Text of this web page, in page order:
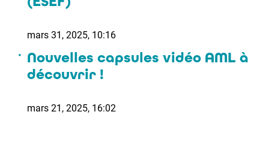
mars 31, 2025, 10:16
Nouvelles capsules vidéo AML à
découvrir !
mars 21, 2025, 16:02